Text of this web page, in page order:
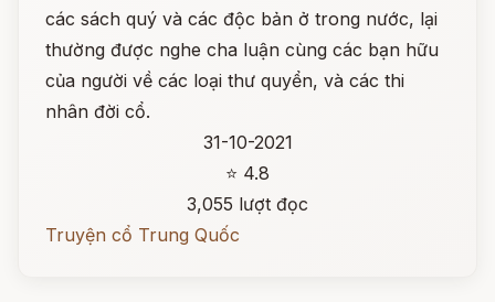
các sách quý và các độc bản ở trong nước, lại
thường được nghe cha luận cùng các bạn hữu
của người về các loại thư quyển, và các thi
nhân đời cổ.
31-10-2021
⭐ 4.8
3,055 lượt đọc
Truyện cổ Trung Quốc